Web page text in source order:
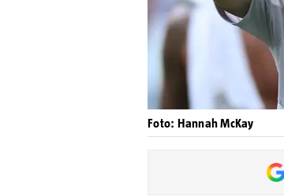
Foto: Hannah McKay